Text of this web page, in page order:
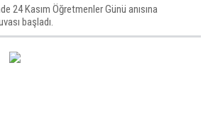
24 Kasım Öğretmenler Günü anısına
başladı.